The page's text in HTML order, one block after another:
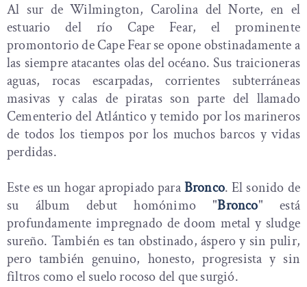
Al sur de Wilmington, Carolina del Norte, en el
estuario del río Cape Fear, el prominente
promontorio de Cape Fear se opone obstinadamente a
las siempre atacantes olas del océano. Sus traicioneras
aguas, rocas escarpadas, corrientes subterráneas
masivas y calas de piratas son parte del llamado
Cementerio del Atlántico y temido por los marineros
de todos los tiempos por los muchos barcos y vidas
perdidas.
Este es un hogar apropiado paraBronco. El sonido de
su álbum debut homónimo "Bronco" está
profundamente impregnado de doom metal y sludge
sureño. También es tan obstinado, áspero y sin pulir,
pero también genuino, honesto, progresista y sin
filtros como el suelo rocoso del que surgió.